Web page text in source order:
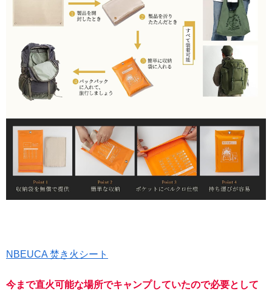
NBEUCA 焚き火シート
今まで直火可能な場所でキャンプしていたので必要として